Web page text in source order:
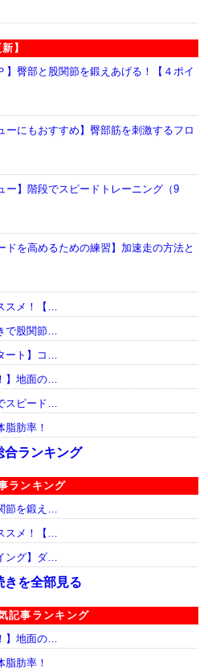
】
】臀部と股関節を鍛えあげる！【４ポイ
ーにもおすすめ】臀部筋を刺激するフロ
ー】階段でスピードトレーニング（9
ドを高めるための練習】加速走の方法と
スメ！【…
で股関節…
ート】コ…
】地面の…
スピード…
脂肪率！
合ランキング
ランキング
節を鍛え…
スメ！【…
ング】ダ…
きを全部見る
記事ランキング
】地面の…
脂肪率！